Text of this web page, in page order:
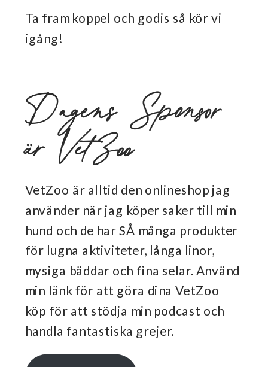
Ta fram koppel och godis så kör vi
igång!
Dagens Sponsor
är VetZoo
VetZoo är alltid den onlineshop jag
använder när jag köper saker till min
hund och de har SÅ många produkter
för lugna aktiviteter, långa linor,
mysiga bäddar och fina selar. Använd
min länk för att göra dina VetZoo
köp för att stödja min podcast och
handla fantastiska grejer.